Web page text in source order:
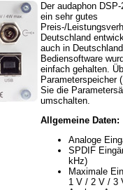
Der audaphon
ein sehr gutes
Preis-/
Deutschland
auch in
Bediensoftware
einfach gehalten.
Parameterspeicher
Sie die
umschalten.
Allgemeine Daten:
Analoge
SPDIF
kHz)
Maximale
1 V / 2 V / 3